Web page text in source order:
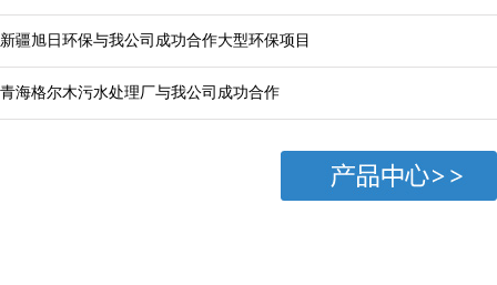
新疆旭日环保与我公司成功合作大型环保项目
青海格尔木污水处理厂与我公司成功合作